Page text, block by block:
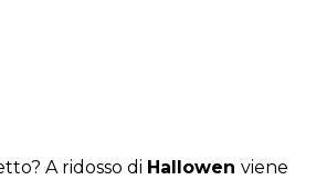
A ridosso di Hallowen viene